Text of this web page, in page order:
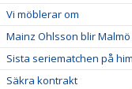
Vi möblerar om
Mainz Ohlsson blir
Sista seriematchen på
Säkra kontrakt